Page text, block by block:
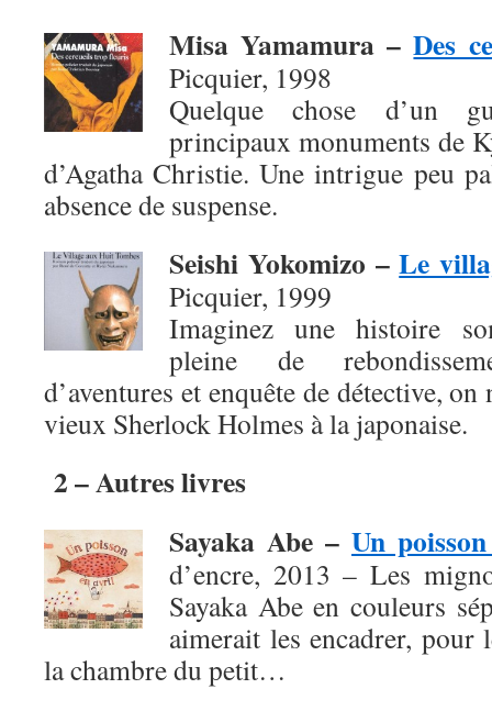
Misa Yamamura –Des
Picquier, 1998
Quelque chose d’un
principaux monuments de
d’Agatha Christie. Une intrigue peu
absence de suspense.
Seishi Yokomizo –Le
Picquier, 1999
Imaginez une histoire
pleine de
d’aventures et enquête de détective,
vieux Sherlock Holmes à la japonaise.
2 – Autres livres
Sayaka Abe – Un
d’encre, 2013 – Les
Sayaka Abe en couleurs
aimerait les encadrer, pour
la chambre du petit…